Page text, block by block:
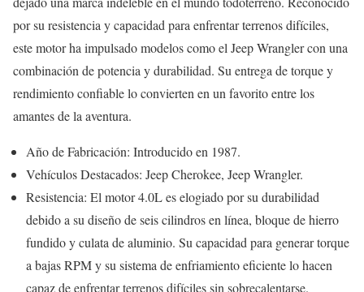
por su resistencia y capacidad para enfrentar terrenos difíciles,
este motor ha impulsado modelos como el Jeep Wrangler con una
combinación de potencia y durabilidad. Su entrega de torque y
rendimiento confiable lo convierten en un favorito entre los
amantes de la aventura.
Año de Fabricación: Introducido en 1987.
Vehículos Destacados: Jeep Cherokee, Jeep Wrangler.
Resistencia: El motor 4.0L es elogiado por su durabilidad
debido a su diseño de seis cilindros en línea, bloque de hierro
fundido y culata de aluminio. Su capacidad para generar torque
a bajas RPM y su sistema de enfriamiento eficiente lo hacen
capaz de enfrentar terrenos difíciles sin sobrecalentarse.